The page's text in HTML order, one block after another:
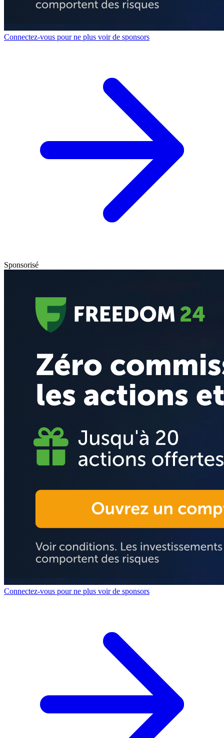
Connectez-vous pour ne plus voir de sponsors
Sponsorisé
Connectez-vous pour ne plus voir de sponsors